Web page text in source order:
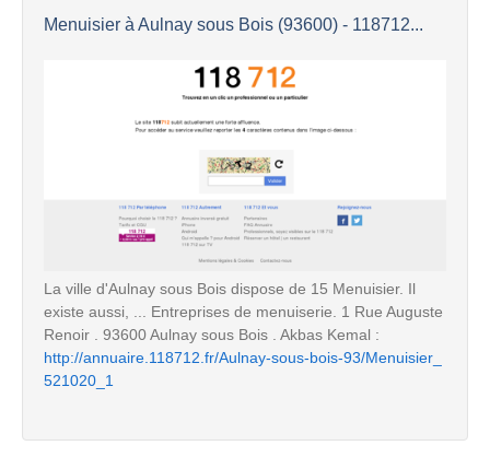
Menuisier à Aulnay sous Bois (93600) - 118712...
La ville d'Aulnay sous Bois dispose de 15 Menuisier. Il
existe aussi, ... Entreprises de menuiserie. 1 Rue Auguste
Renoir . 93600 Aulnay sous Bois . Akbas Kemal :
http://annuaire.118712.fr/Aulnay-sous-bois-93/Menuisier_
521020_1